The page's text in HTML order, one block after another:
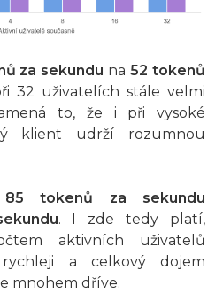
za sekundu na52 tokenů
32 uživatelích stále velmi
to, že i při vysoké
klient udrží rozumnou
85 tokenů za sekundu
. I zde tedy platí,
aktivních uživatelů
a celkový dojem
mnohem dříve.